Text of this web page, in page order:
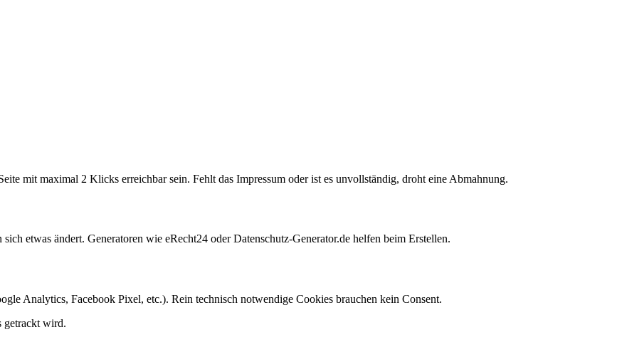
mit maximal 2 Klicks erreichbar sein. Fehlt das Impressum oder ist es unvollständig, droht eine Abmahnung.
etwas ändert. Generatoren wie eRecht24 oder Datenschutz-Generator.de helfen beim Erstellen.
Analytics, Facebook Pixel, etc.). Rein technisch notwendige Cookies brauchen kein Consent.
getrackt wird.